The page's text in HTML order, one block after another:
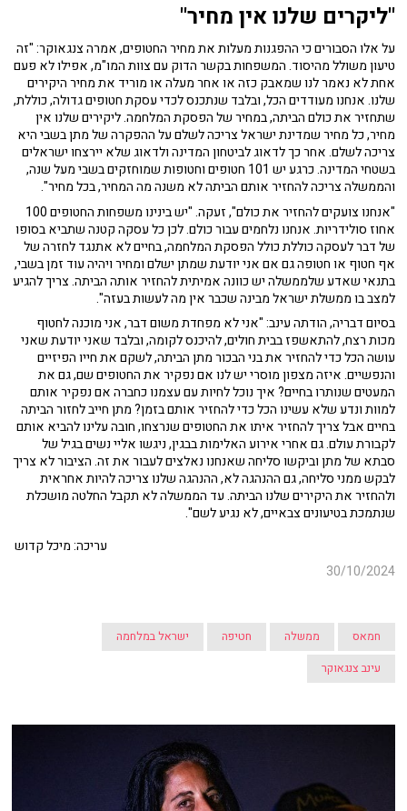
"ליקרים שלנו אין מחיר"
על אלו הסבורים כי ההפגנות מעלות את מחיר החטופים, אמרה צנגאוקר: "זה
טיעון משולל מהיסוד. המשפחות בקשר הדוק עם צוות המו"מ, אפילו לא פעם
אחת לא נאמר לנו שמאבק כזה או אחר מעלה או מוריד את מחיר היקירים
שלנו. אנחנו מעודדים הכל, ובלבד שנתכנס לכדי עסקת חטופים גדולה, כוללת,
שתחזיר את כולם הביתה, במחיר של הפסקת המלחמה. ליקירים שלנו אין
מחיר, כל מחיר שמדינת ישראל צריכה לשלם על ההפקרה של מתן בשבי היא
צריכה לשלם. אחר כך לדאוג לביטחון המדינה ולדאוג שלא יירצחו ישראלים
בשטחי המדינה. כרגע יש 101 חטופים וחטופות שמוחזקים בשבי מעל שנה,
והממשלה צריכה להחזיר אותם הביתה לא משנה מה המחיר, בכל מחיר".
"אנחנו צועקים להחזיר את כולם", זעקה. "יש בינינו משפחות החטופים 100
אחוז סולידריות. אנחנו נלחמים עבור כולם. לכן כל עסקה קטנה שתביא בסופו
של דבר לעסקה כוללת כולל הפסקת המלחמה, בחיים לא אתנגד לחזרה של
אף חטוף או חטופה גם אם אני יודעת שמתן ישלם ומחיר ויהיה עוד זמן בשבי,
בתנאי שאדע שלממשלה יש כוונה אמיתית להחזיר אותה הביתה. צריך להגיע
למצב בו ממשלת ישראל מבינה שכבר אין מה לעשות בעזה".
בסיום דבריה, הודתה עינב: "אני לא מפחדת משום דבר, אני מוכנה לחטוף
מכות רצח, להתאשפז בבית חולים, להיכנס לקומה, ובלבד שאני יודעת שאני
עושה הכל כדי להחזיר את בני הבכור מתן הביתה, לשקם את חייו הפיזיים
והנפשיים. איזה מצפון מוסרי יש לנו אם נפקיר את החטופים שם, גם את
המעטים שנותרו בחיים? איך נוכל לחיות עם עצמנו כחברה אם נפקיר אותם
למוות ונדע שלא עשינו הכל כדי להחזיר אותם בזמן? מתן חייב לחזור הביתה
בחיים אבל צריך להחזיר איתו את החטופים שנרצחו, חובה עלינו להביא אותם
לקבורת עולם. גם אחרי אירוע האלימות בבגין, ניגשו אליי נשים בגיל של
סבתא של מתן וביקשו סליחה שאנחנו נאלצים לעבור את זה. הציבור לא צריך
לבקש ממני סליחה, גם ההנהגה לא, ההנהגה שלנו צריכה להיות אחראית
ולהחזיר את היקירים שלנו הביתה. עד הממשלה לא תקבל החלטה מושכלת
שנתמכת בטיעונים צבאיים, לא נגיע לשם".
עריכה: מיכל קדוש
30/10/2024
חמאס ממשלה חטיפה
ישראל במלחמה
עינב צנגאוקר